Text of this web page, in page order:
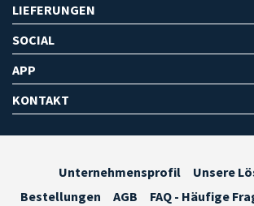
LIEFERUNGEN
SOCIAL
APP
KONTAKT
Unternehmensprofil
Unsere
Bestellungen
AGB FAQ - Häufige